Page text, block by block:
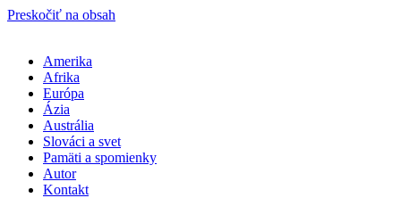
Preskočiť na obsah
Amerika
Afrika
Európa
Ázia
Austrália
Slováci a svet
Pamäti a spomienky
Autor
Kontakt